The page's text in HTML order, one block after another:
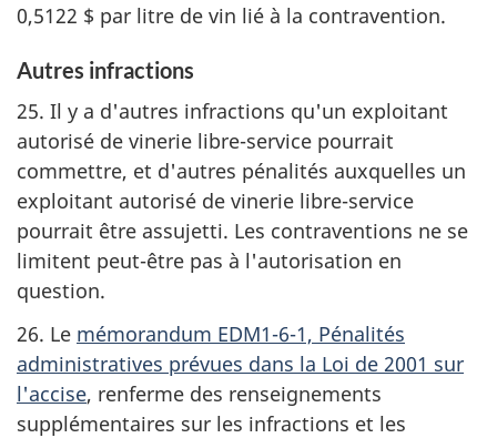
0,5122 $ par litre de vin lié à la contravention.
Autres infractions
25. Il y a d'autres infractions qu'un exploitant
autorisé de vinerie libre-service pourrait
commettre, et d'autres pénalités auxquelles un
exploitant autorisé de vinerie libre-service
pourrait être assujetti. Les contraventions ne se
limitent peut-être pas à l'autorisation en
question.
26. Le mémorandum EDM1-6-1, Pénalités
administratives prévues dans la Loi de 2001 sur
l'accise, renferme des renseignements
supplémentaires sur les infractions et les